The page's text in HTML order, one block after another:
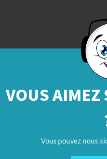
VOUS AIMEZ
Vous pouvez nous